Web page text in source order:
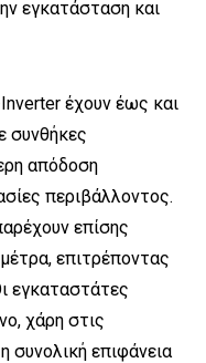
εγκατάσταση και
έχουν έως και
συνθήκες
απόδοση
περιβάλλοντος.
επίσης
επιτρέποντας
εγκαταστάτες
χάρη στις
συνολική επιφάνεια